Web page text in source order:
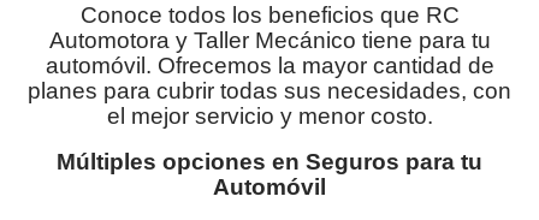
Conoce todos los beneficios que RC
Automotora y Taller Mecánico tiene para tu
automóvil. Ofrecemos la mayor cantidad de
planes para cubrir todas sus necesidades, con
el mejor servicio y menor costo.
Múltiples opciones en Seguros para tu
Automóvil